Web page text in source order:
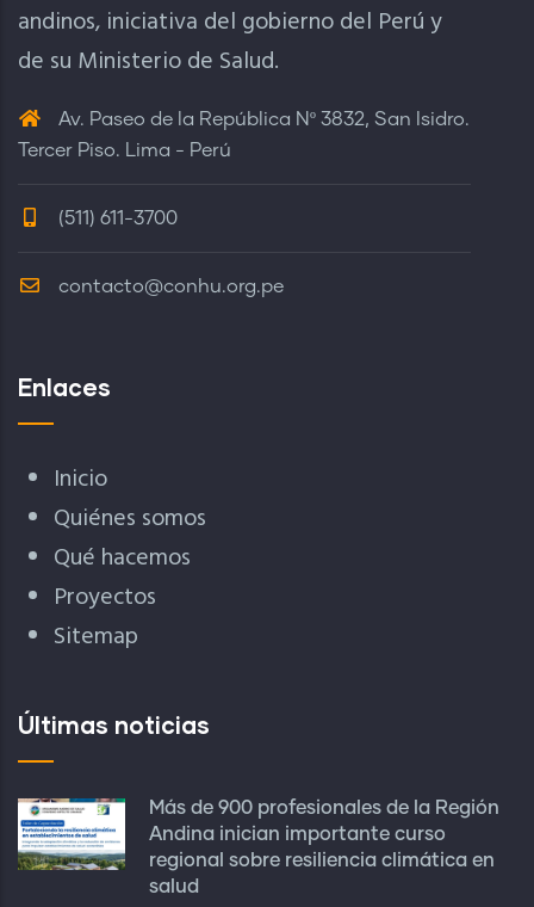
andinos, iniciativa del gobierno del Perú y
de su Ministerio de Salud.
Av. Paseo de la República Nº 3832, San Isidro.
Tercer Piso. Lima - Perú
(511) 611-3700
contacto@conhu.org.pe
Enlaces
Inicio
Quiénes somos
Qué hacemos
Proyectos
Sitemap
Últimas noticias
Más de 900 profesionales de la Región
Andina inician importante curso
regional sobre resiliencia climática en
salud